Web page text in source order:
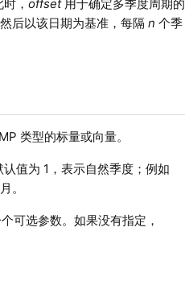
时，offset用于确定多季度周期的
后以该日期为基准，每隔n 个季
类型的标量或向量。
值为 1，表示自然季度；例如
。
可选参数。如果没有指定，